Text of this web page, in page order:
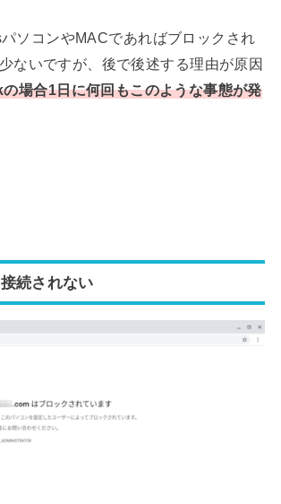
ソコンやMACであればブロックされ
ないですが、後で後述する理由が原因
場合1日に何回もこのような事態が発
続されない